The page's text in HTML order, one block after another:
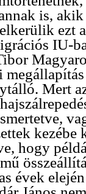
is,
ezt
IU-
Mert
hogy
évek